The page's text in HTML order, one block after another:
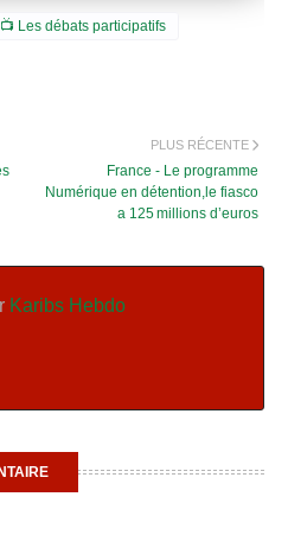
📺 Les débats participatifs
PLUS RÉCENTE
France - Le programme
Numérique en détention,le fiasco
a 125 millions d’euros
Karibs Hebdo